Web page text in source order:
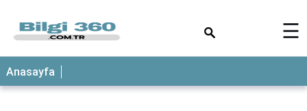
ANASAYFA
☰
Anasayfa